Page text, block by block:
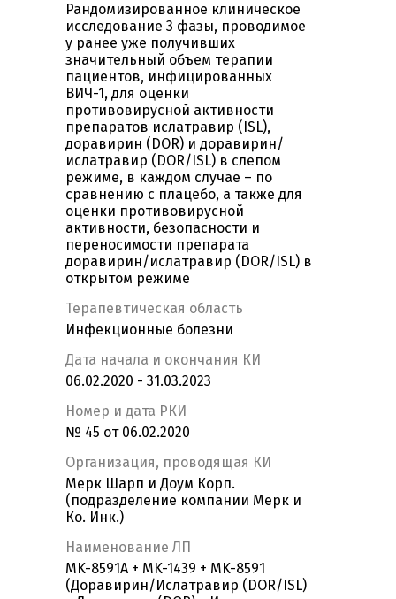
Рандомизированное клиническое
исследование 3 фазы, проводимое
у ранее уже получивших
значительный объем терапии
пациентов, инфицированных
ВИЧ-1, для оценки
противовирусной активности
препаратов ислатравир (ISL),
доравирин (DOR) и доравирин/
ислатравир (DOR/ISL) в слепом
режиме, в каждом случае – по
сравнению с плацебо, а также для
оценки противовирусной
активности, безопасности и
переносимости препарата
доравирин/ислатравир (DOR/ISL) в
открытом режиме
Терапевтическая область
Инфекционные болезни
Дата начала и окончания КИ
06.02.2020 - 31.03.2023
Номер и дата РКИ
№ 45 от 06.02.2020
Организация, проводящая КИ
Мерк Шарп и Доум Корп.
(подразделение компании Мерк и
Ко. Инк.)
Наименование ЛП
MK-8591A + MK-1439 + MK-8591
(Доравирин/Ислатравир (DOR/ISL)